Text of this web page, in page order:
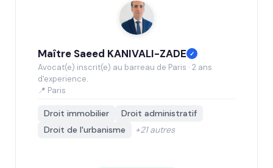
Maître Saeed KANIVALI-ZADE ✓
Avocat(e) inscrit(e) au barreau de Paris · 2 ans
d'experience.
📍 Paris
Droit immobilier
Droit administratif
Droit de l'urbanisme
+21 autres